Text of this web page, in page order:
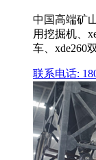
中国高端矿
用挖掘机、
车、xde260
联系电话: